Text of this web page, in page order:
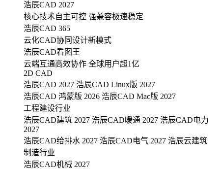
浩辰CAD 2027
核心技术自主可控 强兼容极速稳定
浩辰CAD 365
云化CAD协同设计新模式
浩辰CAD看图王
云端互通高效协作 全球用户超1亿
2D CAD
浩辰CAD 2027 浩辰CAD Linux版 2027
浩辰CAD 鸿蒙版 2026 浩辰CAD Mac版 2027
工程建设行业
浩辰CAD建筑 2027 浩辰CAD暖通 2027 浩辰CAD电力
2027
浩辰CAD给排水 2027 浩辰CAD电气 2027 浩辰云建筑
制造行业
浩辰CAD机械 2027